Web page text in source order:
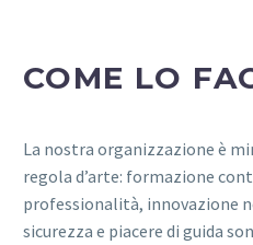
COME LO
La nostra organizzazione è
regola d’arte: formazione
professionalità, innovazione
sicurezza e piacere di guida